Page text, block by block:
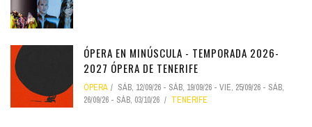
ÓPERA EN MINÚSCULA - TEMPORADA 2026-
2027 ÓPERA DE TENERIFE
ÓPERA SÁB, 12/09/26 - SÁB, 19/09/26 - VIE, 25/09/26 - SÁB,
26/09/26 - SÁB, 03/10/26 TENERIFE